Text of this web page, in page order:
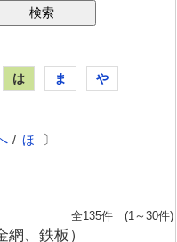
は ま や
/ ほ 〕
全135件 (1～30件)
、鉄板）